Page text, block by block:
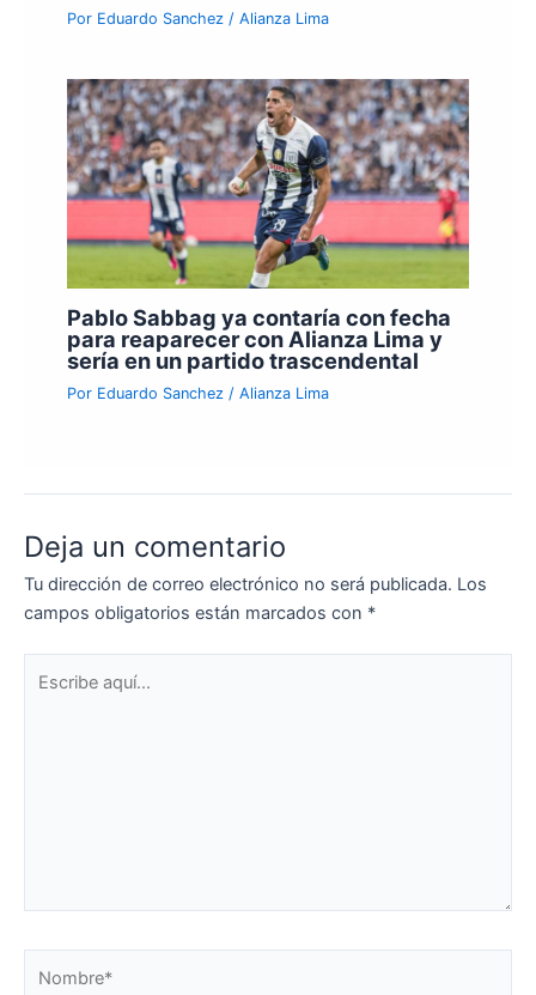
Por Eduardo Sanchez/Alianza Lima
Pablo Sabbag ya contaría con fecha
para reaparecer con Alianza Lima y
sería en un partido trascendental
Por Eduardo Sanchez/Alianza Lima
Deja un comentario
Tu dirección de correo electrónico no será publicada. Los
campos obligatorios están marcados con *
aquí...